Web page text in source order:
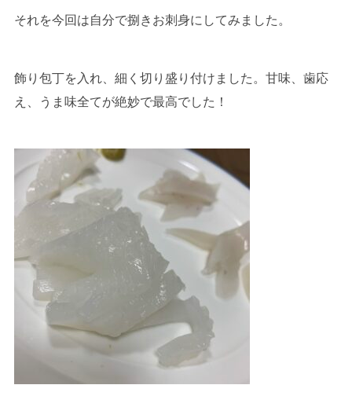
それを今回は自分で捌きお刺身にしてみました。
飾り包丁を入れ、細く切り盛り付けました。甘味、歯応
え、うま味全てが絶妙で最高でした！